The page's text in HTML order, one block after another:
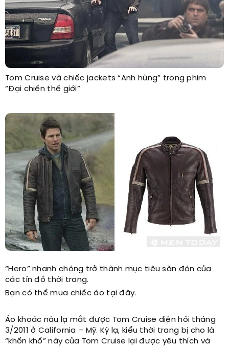
Tom Cruise và chiếc jackets “Anh hùng” trong phim
“Đại chiến thế giới”
“Hero” nhanh chóng trở thành mục tiêu săn đón của
các tín đồ thời trang.
Bạn có thể mua chiếc áo tại đây.
Áo khoác nâu lạ mắt được Tom Cruise diện hồi tháng
3/2011 ở California – Mỹ. Kỳ lạ, kiểu thời trang bị cho là
“khốn khổ” này của Tom Cruise lại được yêu thích và